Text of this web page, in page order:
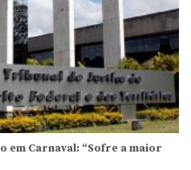
em Carnaval: “Sofre a maior